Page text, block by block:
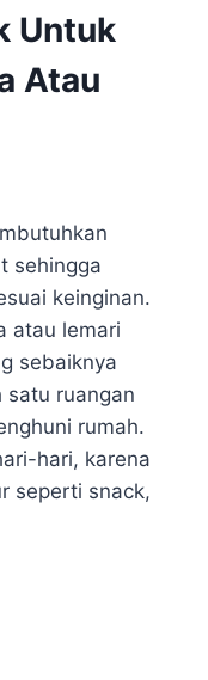
Untuk
Atau
sehingga
keinginan.
atau lemari
sebaiknya
satu ruangan
rumah.
hari, karena
seperti snack,